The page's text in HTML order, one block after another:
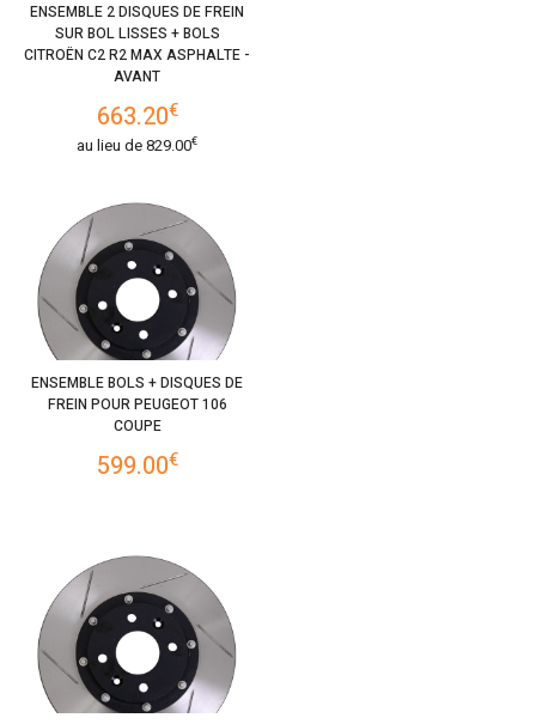
ENSEMBLE 2 DISQUES DE FREIN
SUR BOL LISSES + BOLS
CITROËN C2 R2 MAX ASPHALTE -
AVANT
663.20€
au lieu de829.00€
ENSEMBLE BOLS + DISQUES DE
FREIN POUR PEUGEOT 106
COUPE
599.00€